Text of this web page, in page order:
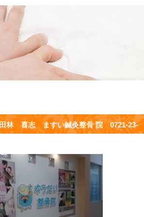
林 喜志 ますい鍼灸整骨 院 0721-23-